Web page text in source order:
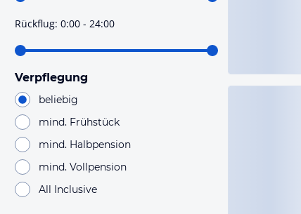
Rückflug: 0:00 - 24:00
Verpflegung
beliebig
mind. Frühstück
mind. Halbpension
mind. Vollpension
All Inclusive